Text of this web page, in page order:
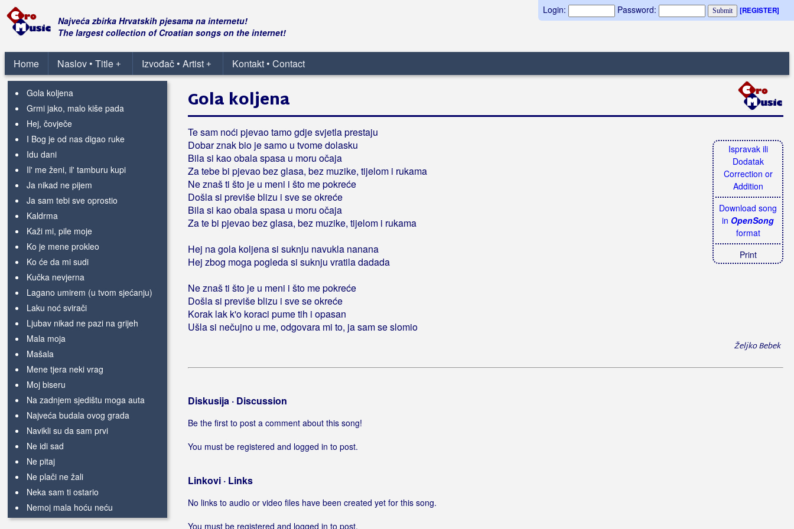
Login: Password: [REGISTER]
Najveća zbirka Hrvatskih pjesama na internetu!
The largest collection of Croatian songs on the internet!
Home +
Naslov • Title +
Izvođač • Artist Kontakt • Contact
Drugovi se moji žene
Ej ko te dušo drugom obeć'o
Fatima
Gdje će ti duša
Gola koljena
Grmi jako, malo kiše pada
Hej, čovječe
I Bog je od nas digao ruke
Idu dani
Il' me ženi, il' tamburu kupi
Ja nikad ne pijem
Ja sam tebi sve oprostio
Kaldrma
Kaži mi, pile moje
Ko je mene prokleo
Ko će da mi sudi
Kučka nevjerna
Lagano umirem (u tvom sjećanju)
Laku noć svirači
Ljubav nikad ne pazi na grijeh
Mala moja
Mašala
Mene tjera neki vrag
Moj biseru
Na zadnjem sjedištu moga auta
Najveća budala ovog grada
Navikli su da sam prvi
Ne idi sad
Ne pitaj
Ne plači ne žali
Neka sam ti ostario
Nemoj mala hoću neću
Ni rakije ni njenih usana
Ispravak ili
Dodatak
Correction or
Addition
Download song
in OpenSong
format
Print
Gola koljena
Te sam noći pjevao tamo gdje svjetla prestaju
Dobar znak bio je samo u tvome dolasku
Bila si kao obala spasa u moru očaja
Za tebe bi pjevao bez glasa, bez muzike, tijelom i rukama
Ne znaš ti što je u meni i što me pokreće
Došla si previše blizu i sve se okreće
Bila si kao obala spasa u moru očaja
Za te bi pjevao bez glasa, bez muzike, tijelom i rukama
Hej na gola koljena si suknju navukla nanana
Hej zbog moga pogleda si suknju vratila dadada
Ne znaš ti što je u meni i što me pokreće
Došla si previše blizu i sve se okreće
Korak lak k'o koraci pume tih i opasan
Ušla si nečujno u me, odgovara mi to, ja sam se slomio
Željko Bebek
Diskusija · Discussion
Be the first to post a comment about this song!
You must be registered and logged in to post.
Linkovi · Links
No links to audio or video files have been created yet for this song.
You must be registered and logged in to post.